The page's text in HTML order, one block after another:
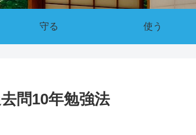
守る 使う
問10年勉強法